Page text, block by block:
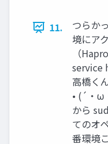
11.
つらか
境にア
（
service
高橋く
• (´・ω
から
てのオ
番環境